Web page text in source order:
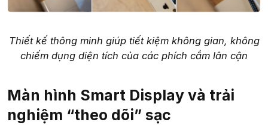
Thiết kế thông minh giúp tiết kiệm không gian, không
chiếm dụng diện tích của các phích cắm lân cận
Màn hình Smart Display và trải
nghiệm “theo dõi” sạc